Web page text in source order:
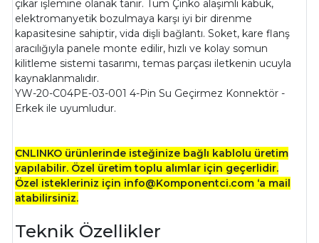
çıkar işlemine olanak tanır. Tüm Çinko alaşımlı kabuk,
elektromanyetik bozulmaya karşı iyi bir direnme
kapasitesine sahiptir, vida dişli bağlantı. Soket, kare flanş
aracılığıyla panele monte edilir, hızlı ve kolay somun
kilitleme sistemi tasarımı, temas parçası iletkenin ucuyla
kaynaklanmalıdır.
YW-20-C04PE-03-001 4-Pin Su Geçirmez Konnektör -
Erkek ile uyumludur.
CNLINKO ürünlerinde isteğinize bağlı kablolu üretim
yapılabilir. Özel üretim toplu alımlar için geçerlidir.
Özel istekleriniz için info@Komponentci.com ‘a mail
atabilirsiniz.
Teknik Özellikler